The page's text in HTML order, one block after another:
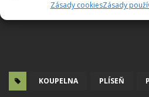
Zásady cookiesZásady
KOUPELNA PLÍSEŇ